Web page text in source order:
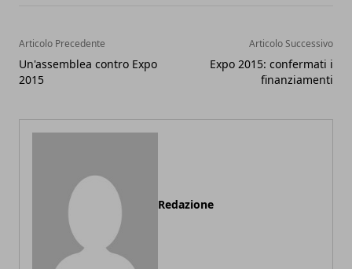
Articolo Precedente
Un'assemblea contro Expo
2015
Articolo Successivo
Expo 2015: confermati i
finanziamenti
Redazione